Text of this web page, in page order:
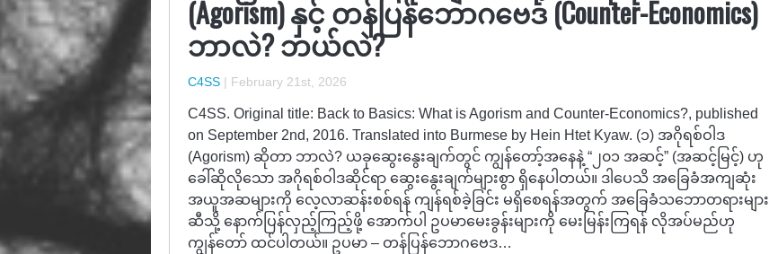
(Agorism) နှင့် တန်ပြန်ဘောဂဗေဒ (Counter-Economics)
ဘာလဲ? ဘယ်လဲ?
C4SS | February 21st, 2026
C4SS. Original title: Back to Basics: What is Agorism and Counter-Economics?, published
on September 2nd, 2016. Translated into Burmese by Hein Htet Kyaw. (၁) အဂိုရစ်ဝါဒ
(Agorism) ဆိုတာ ဘာလဲ? ယခုဆွေးနွေးချက်တွင် ကျွန်တော့်အနေနဲ့ “၂၀၁ အဆင့်” (အဆင့်မြင့်) ဟု
ခေါ်ဆိုလိုသော အဂိုရစ်ဝါဒဆိုင်ရာ ဆွေးနွေးချက်များစွာ ရှိနေပါတယ်။ ဒါပေသိ အခြေခံအကျဆုံး
အယူအဆများကို လေ့လာဆန်းစစ်ရန် ကျန်ရစ်ခဲ့ခြင်း မရှိစေရန်အတွက် အခြေခံသဘောတရားများ
ဆီသို့ နောက်ပြန်လှည့်ကြည့်ဖို့ အောက်ပါ ဥပမာမေးခွန်းများကို မေးမြန်းကြရန် လိုအပ်မည်ဟု
ကျွန်တော် ထင်ပါတယ်။ ဥပမာ – တန်ပြန်ဘောဂဗေဒ…